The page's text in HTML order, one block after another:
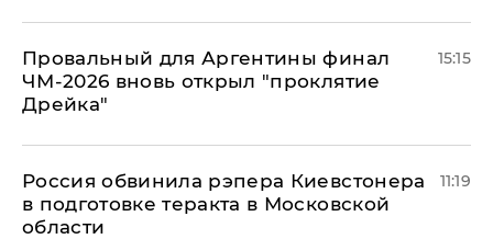
Провальный для Аргентины финал
ЧМ-2026 вновь открыл "проклятие
Дрейка"
15:15
Россия обвинила рэпера Киевстонера
в подготовке теракта в Московской
области
11:19